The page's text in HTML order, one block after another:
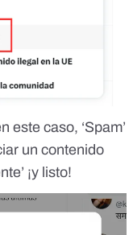
este caso, ‘Spam’
un contenido
¡y listo!